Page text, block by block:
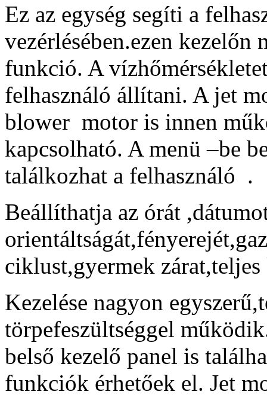
Ez az egység segíti a
vezérlésében.ezen kezelőn
funkció. A
felhasználó állítani. A jet
blower motor is innen
kapcsolható. A menü –be
találkozhat a felhasználó .
Beállíthatja az órát
ciklust,gyermek zárat,teljes
Kezelése nagyon
törpefeszültséggel
belső kezelő panel is
funkciók érhetőek el. Jet